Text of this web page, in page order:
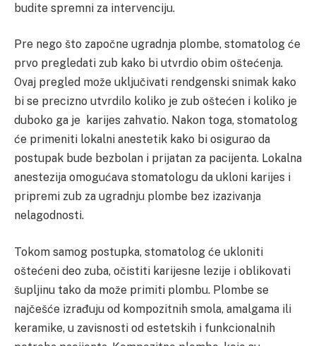
budite spremni za intervenciju.
Pre nego što započne ugradnja plombe, stomatolog će
prvo pregledati zub kako bi utvrdio obim oštećenja.
Ovaj pregled može uključivati rendgenski snimak kako
bi se precizno utvrdilo koliko je zub oštećen i koliko je
duboko ga je karijes zahvatio. Nakon toga, stomatolog
će primeniti lokalni anestetik kako bi osigurao da
postupak bude bezbolan i prijatan za pacijenta. Lokalna
anestezija omogućava stomatologu da ukloni karijes i
pripremi zub za ugradnju plombe bez izazivanja
nelagodnosti.
Tokom samog postupka, stomatolog će ukloniti
oštećeni deo zuba, očistiti karijesne lezije i oblikovati
šupljinu tako da može primiti plombu. Plombe se
najčešće izrađuju od kompozitnih smola, amalgama ili
keramike, u zavisnosti od estetskih i funkcionalnih